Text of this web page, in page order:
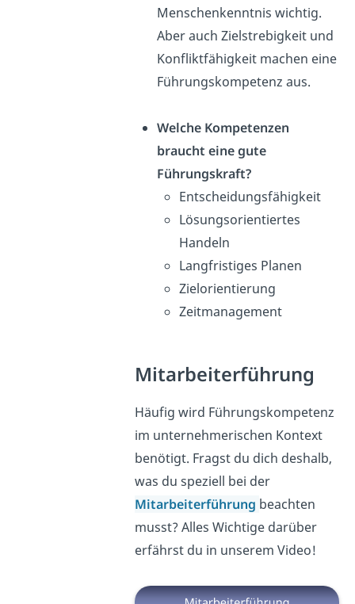
Menschenkenntnis wichtig.
Aber auch Zielstrebigkeit und
Konfliktfähigkeit machen eine
Führungskompetenz aus.
Welche Kompetenzen
braucht eine gute
Führungskraft?
Entscheidungsfähigkeit
Lösungsorientiertes
Handeln
Langfristiges Planen
Zielorientierung
Zeitmanagement
Mitarbeiterführung
Häufig wird Führungskompetenz
im unternehmerischen Kontext
benötigt. Fragst du dich deshalb,
was du speziell bei der
Mitarbeiterführung beachten
musst? Alles Wichtige darüber
erfährst du in unserem Video!